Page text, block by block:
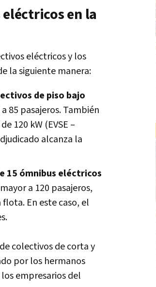
en la
eléctricos y los
la siguiente manera:
de piso bajo
85 pasajeros. También
120 kW (EVSE –
alcanza la
15 ómnibus eléctricos
a 120 pasajeros,
En este caso, el
colectivos de corta y
por los hermanos
empresarios del